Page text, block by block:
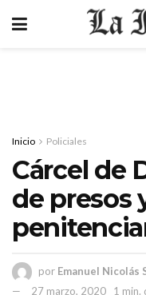
Inicio Policiales
Cárcel de
de presos
por Emanuel Nicolás
27 marzo, 2020
1 min.